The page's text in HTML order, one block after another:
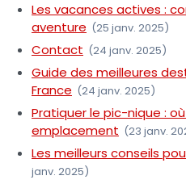
Les vacances actives :
aventure (25 janv. 2025)
Contact (24 janv. 2025)
Guide des meilleures
France (24 janv. 2025)
Pratiquer le pic-nique :
emplacement (23 janv.
Les meilleurs conseils
janv. 2025)